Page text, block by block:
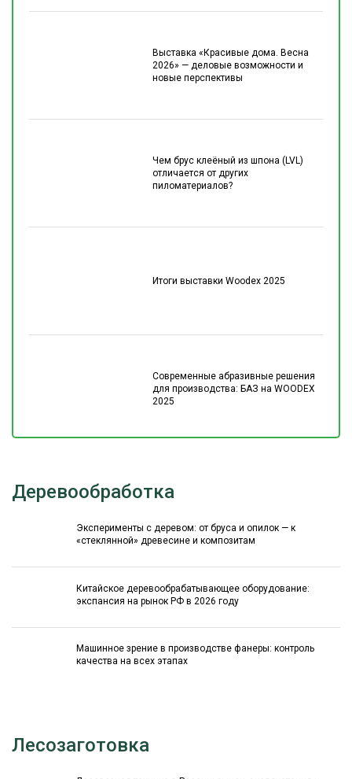
Выставка «Красивые дома. Весна
2026» — деловые возможности и
новые перспективы
Чем брус клеёный из шпона (LVL)
отличается от других
пиломатериалов?
Итоги выставки Woodex 2025
Современные абразивные решения
для производства: БАЗ на WOODEX
2025
Деревообработка
Эксперименты с деревом: от бруса и опилок — к
«стеклянной» древесине и композитам
Китайское деревообрабатывающее оборудование:
экспансия на рынок РФ в 2026 году
Машинное зрение в производстве фанеры: контроль
качества на всех этапах
Лесозаготовка